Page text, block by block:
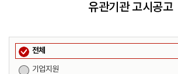
유관기관 고시공고
전체
기업지원